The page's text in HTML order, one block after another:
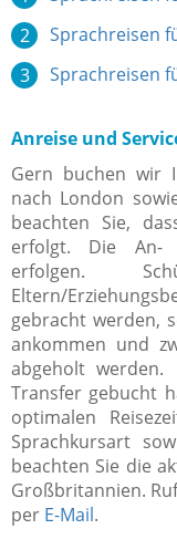
Sprachreisen
Sprachreisen
Anreise und
Gern buchen wir
nach London
beachten Sie,
erfolgt. Die An-
erfolgen.
Eltern/
gebracht werden,
ankommen und
abgeholt
Transfer gebucht
optimalen
Sprachkursart
beachten Sie die
Großbritannien.
per E-Mail.